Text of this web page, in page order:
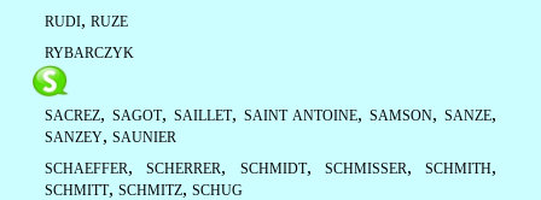
RUDI, RUZE
RYBARCZYK
SACREZ, SAGOT, SAILLET,SAINT ANTOINE,SAMSON,SANZE,
SANZEY, SAUNIER
SCHAEFFER,SCHERRER, SCHMIDT, SCHMISSER,SCHMITH,
SCHMITT, SCHMITZ, SCHUG